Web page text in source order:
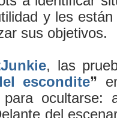
y les
sus objetivos.
, las
escondite”
para
del